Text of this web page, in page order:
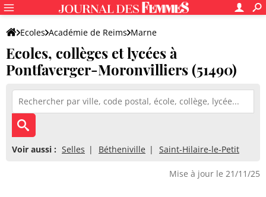
Ecoles Académie de Reims Marne
Ecoles, collèges et lycées à
Pontfaverger-Moronvilliers (51490)
Voir aussi : Selles Bétheniville Saint-Hilaire-le-Petit
Mise à jour le 21/11/25